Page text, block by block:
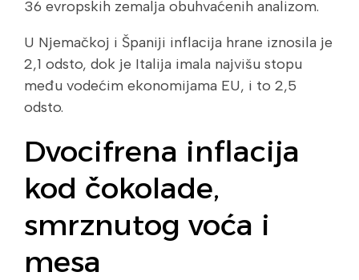
36 evropskih zemalja obuhvaćenih analizom.
U Njemačkoj i Španiji inflacija hrane iznosila je
2,1 odsto, dok je Italija imala najvišu stopu
među vodećim ekonomijama EU, i to 2,5
odsto.
Dvocifrena inflacija
kod čokolade,
smrznutog voća i
mesa